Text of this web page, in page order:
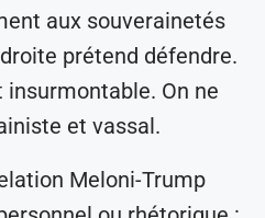
aux souverainetés
prétend défendre.
On ne
et vassal.
Meloni-Trump